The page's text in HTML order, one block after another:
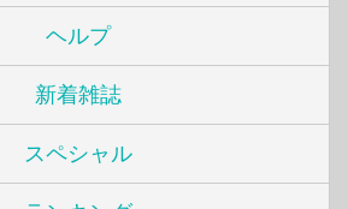
ヘルプ
新着雑誌
スペシャル